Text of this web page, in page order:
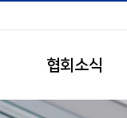
협회소식